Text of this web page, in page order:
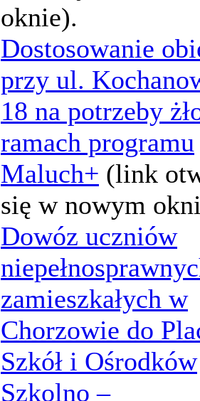
oknie).
Dostosowanie
przy ul.
18 na potrzeby
ramach programu
Maluch+ (link
się w nowym
Dowóz uczniów
zamieszkałych w
Chorzowie do
Szkół i Ośrodków
Szkolno –